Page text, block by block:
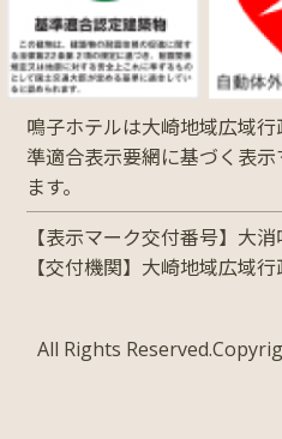
鳴子ホテルは大崎地域広域
準適合表示要網に基づく表
ます。
【表示マーク交付番号】大
【交付機関】大崎地域広域
All Rights